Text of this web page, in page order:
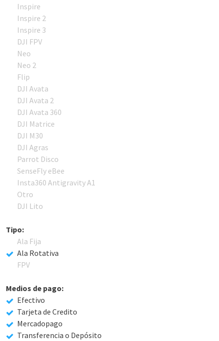
Inspire
Inspire 2
Inspire 3
DJI FPV
Neo
Neo 2
Flip
DJI Avata
DJI Avata 2
DJI Avata 360
DJI Matrice
DJI M30
DJI Agras
Parrot Disco
SenseFly eBee
Insta360 Antigravity A1
Otro
DJI Lito
Tipo:
Ala Fija
Ala Rotativa
FPV
Medios de pago:
Efectivo
Tarjeta de Credito
Mercadopago
Transferencia o Depósito